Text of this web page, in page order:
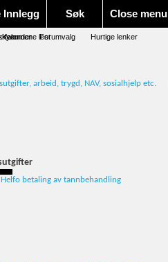
Kalender Forumvalg Hurtige lenker
Innlegg
forumene lest
Søk Close menu
arbeid, trygd, NAV, sosialhjelp etc.
Helfo betaling av tannbehandling